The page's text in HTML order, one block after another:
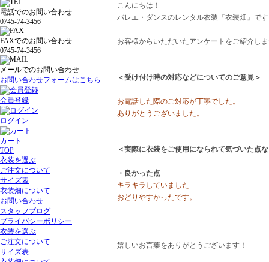
こんにちは！
バレエ・ダンスのレンタル衣装『衣装畑』で
お客様からいただいたアンケートをご紹介し
＜受け付け時の対応などについてのご意見＞
お電話した際のご対応が丁寧でした。
ありがとうございました。
＜実際に衣装をご使用になられて気づいた点
・良かった点
キラキラしていました
おどりやすかったです。
嬉しいお言葉をありがとうございます！
電話でのお問い合わせ
0745-74-3456
FAXでのお問い合わせ
0745-74-3456
メールでのお問い合わせ
お問い合わせフォームはこちら
会員登録
ログイン
カート
TOP
衣装を選ぶ
ご注文について
サイズ表
衣装畑について
お問い合わせ
スタッフブログ
プライバシーポリシー
衣装を選ぶ
ご注文について
サイズ表